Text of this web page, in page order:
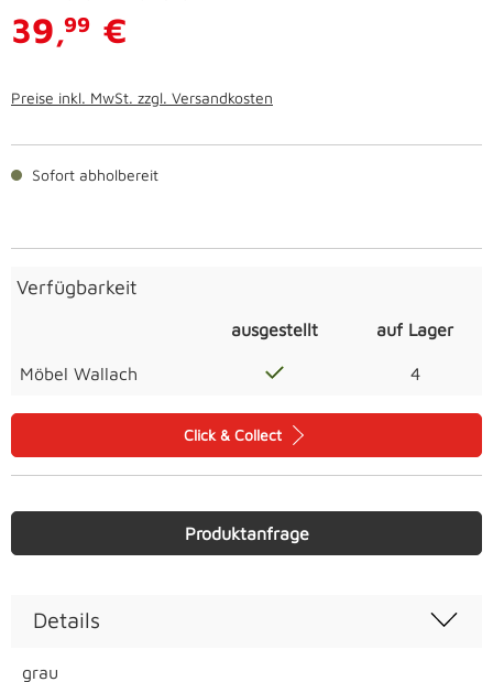
39,99 €
Preise inkl. MwSt. zzgl. Versandkosten
Sofort abholbereit
Verfügbarkeit
ausgestellt auf Lager
Möbel Wallach 4
Click & Collect
Produktanfrage
Details
grau